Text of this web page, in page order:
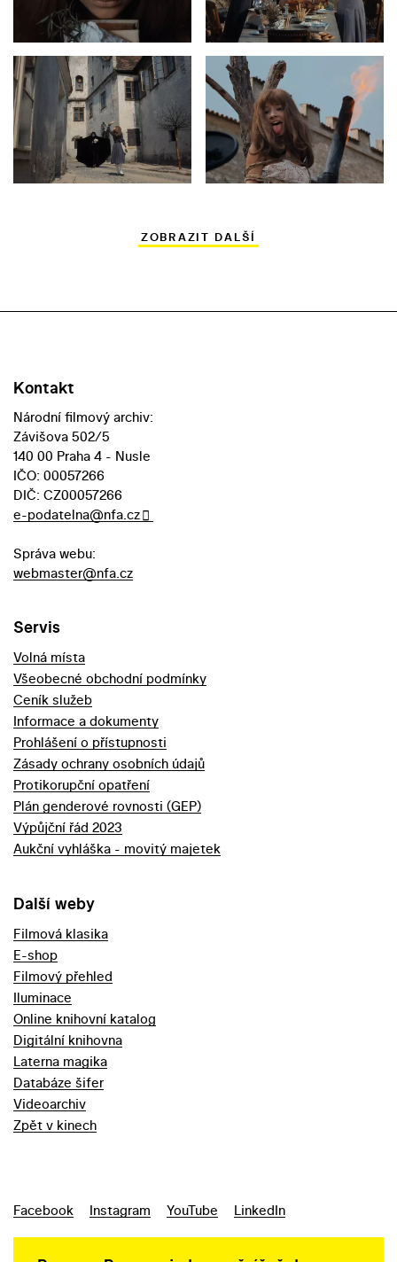
ZOBRAZIT DALŠÍ
Kontakt
Národní filmový archiv:
Závišova 502/5
140 00 Praha 4 - Nusle
IČO: 00057266
DIČ: CZ00057266
e-podatelna@nfa.cz
Správa webu:
webmaster@nfa.cz
Servis
Volná místa
Všeobecné obchodní podmínky
Ceník služeb
Informace a dokumenty
Prohlášení o přístupnosti
Zásady ochrany osobních údajů
Protikorupční opatření
Plán genderové rovnosti (GEP)
Výpůjční řád 2023
Aukční vyhláška - movitý majetek
Další weby
Filmová klasika
E-shop
Filmový přehled
Iluminace
Online knihovní katalog
Digitální knihovna
Laterna magika
Databáze šifer
Videoarchiv
Zpět v kinech
Facebook Instagram YouTube LinkedIn